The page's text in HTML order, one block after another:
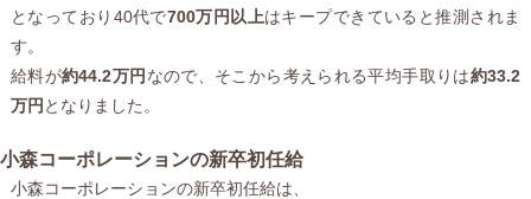
となっており40代で700万円以上はキープできていると推測されま
す。
給料が約44.2万円 なので、そこから考えられる平均手取りは約33.2
万円 となりました。
小森コーポレーションの新卒初任給
小森コーポレーションの新卒初任給は、